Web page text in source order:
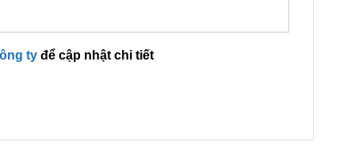
ty để cập nhật chi tiết